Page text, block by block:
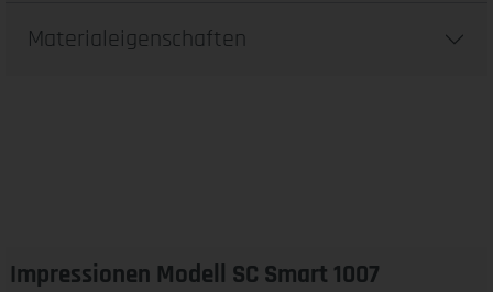
Materialeigenschaften
Impressionen Modell SC Smart 1007